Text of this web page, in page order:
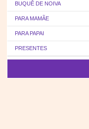
BUQUÊ DE NOIVA
PARA MAMÃE
PARA PAPAI
PRESENTES